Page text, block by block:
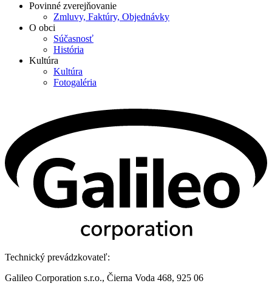
Povinné zverejňovanie
Zmluvy, Faktúry, Objednávky
O obci
Súčasnosť
História
Kultúra
Kultúra
Fotogaléria
Technický prevádzkovateľ:
Galileo Corporation s.r.o., Čierna Voda 468, 925 06